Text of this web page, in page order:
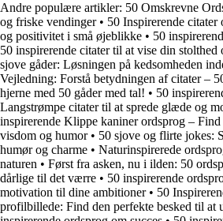
Andre populære artikler: 50 Omskrevne
og friske vendinger• 50 Inspirerende
og positivitet i små øjeblikke • 50
50 inspirerende citater til at vise din
sjove gåder: Løsningen på kedsomheden
Vejledning: Forstå betydningen af citater –
hjerne med 50 gåder med tal! • 50
Langstrømpe citater til at sprede glæde og
inspirerende Klippe kaniner ordsprog –
visdom og humor• 50 sjove og flirte jokes:
humør og charme • Naturinspirerede
naturen • Først fra asken, nu i ilden: 50
dårlige til det værre • 50 inspirerende
motivation til dine ambitioner• 50
profilbillede: Find den perfekte besked til at